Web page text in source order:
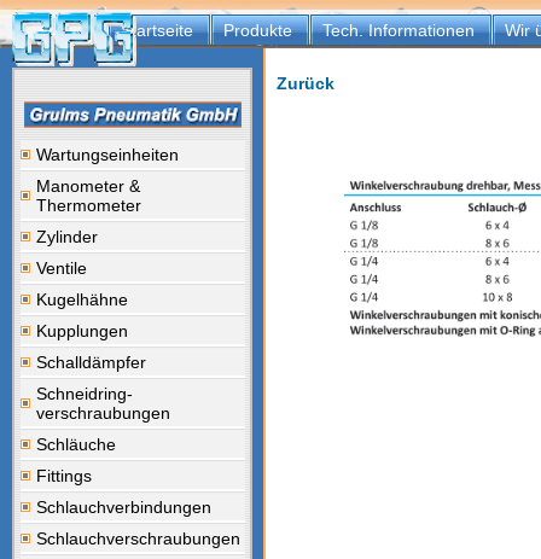
Startseite Produkte Tech. Informationen Wir
Wartungseinheiten
Manometer &
Thermometer
Zylinder
Ventile
Kugelhähne
Kupplungen
Schalldämpfer
Schneidring-
verschraubungen
Schläuche
Fittings
Schlauchverbindungen
Schlauchverschraubungen
Zurück